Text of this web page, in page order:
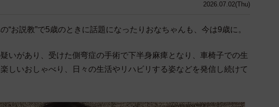
2026.07.02(Thu)
“お説教”で5歳のときに話題になったりおなちゃんも、今は9歳に。
いがあり、受けた側弯症の手術で下半身麻痺となり、車椅子での生
しいおしゃべり、日々の生活やリハビリする姿などを発信し続けて